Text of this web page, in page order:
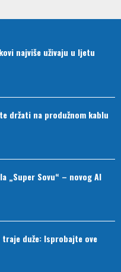
najviše uživaju u ljetu
držati na produžnom kablu
„Super Sovu“ – novog AI
traje duže: Isprobajte ove